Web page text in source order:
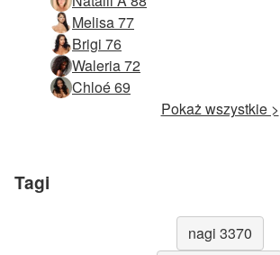
Melisa 77
Brigi 76
Waleria 72
Chloé 69
Pokaż wszystkie >
Tagi
nagi 3370